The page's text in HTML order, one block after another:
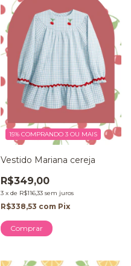
15% COMPRANDO 3 OU MAIS
Vestido Mariana cereja
R$349,00
3 x de R$116,33 sem juros
R$338,53 com Pix
Comprar